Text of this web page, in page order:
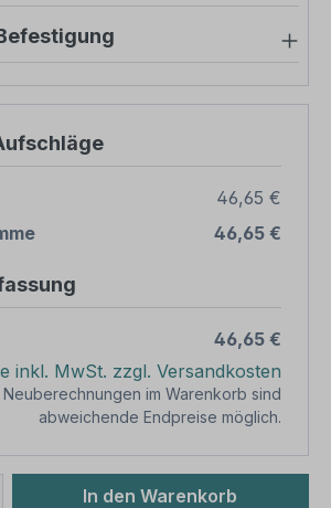
46,65 €
46,65 €
46,65 €
inkl. MwSt. zzgl. Versandkosten
im Warenkorb sind
abweichende Endpreise möglich.
Gib den
In den Warenkorb